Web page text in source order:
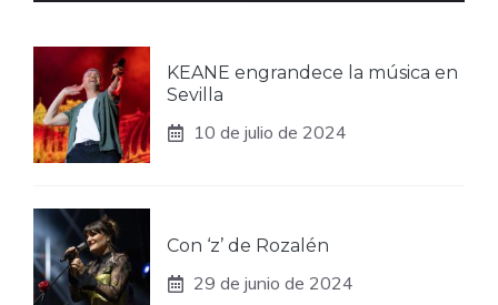
KEANE engrandece la música en
Sevilla
10 de julio de 2024
Con ‘z’ de Rozalén
29 de junio de 2024